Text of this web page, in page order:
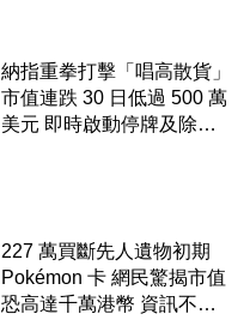
納指重拳打擊「唱高散貨」
市值連跌 30 日低過 500 萬
美元 即時啟動停牌及除牌
227 萬買斷先人遺物初期
Pokémon 卡 網民驚揭市值
恐高達千萬港幣 資訊不對